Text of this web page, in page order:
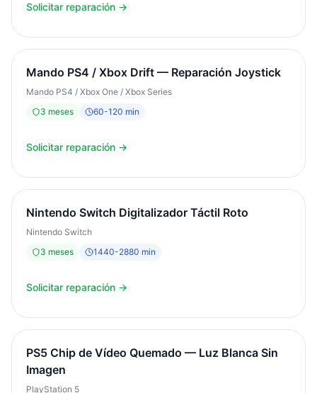
Solicitar reparación →
Mando PS4 / Xbox Drift — Reparación Joystick
Mando PS4 / Xbox One / Xbox Series
3 meses 60-120 min
Solicitar reparación →
Nintendo Switch Digitalizador Táctil Roto
Nintendo Switch
3 meses 1440-2880 min
Solicitar reparación →
PS5 Chip de Vídeo Quemado — Luz Blanca Sin
Imagen
PlayStation 5